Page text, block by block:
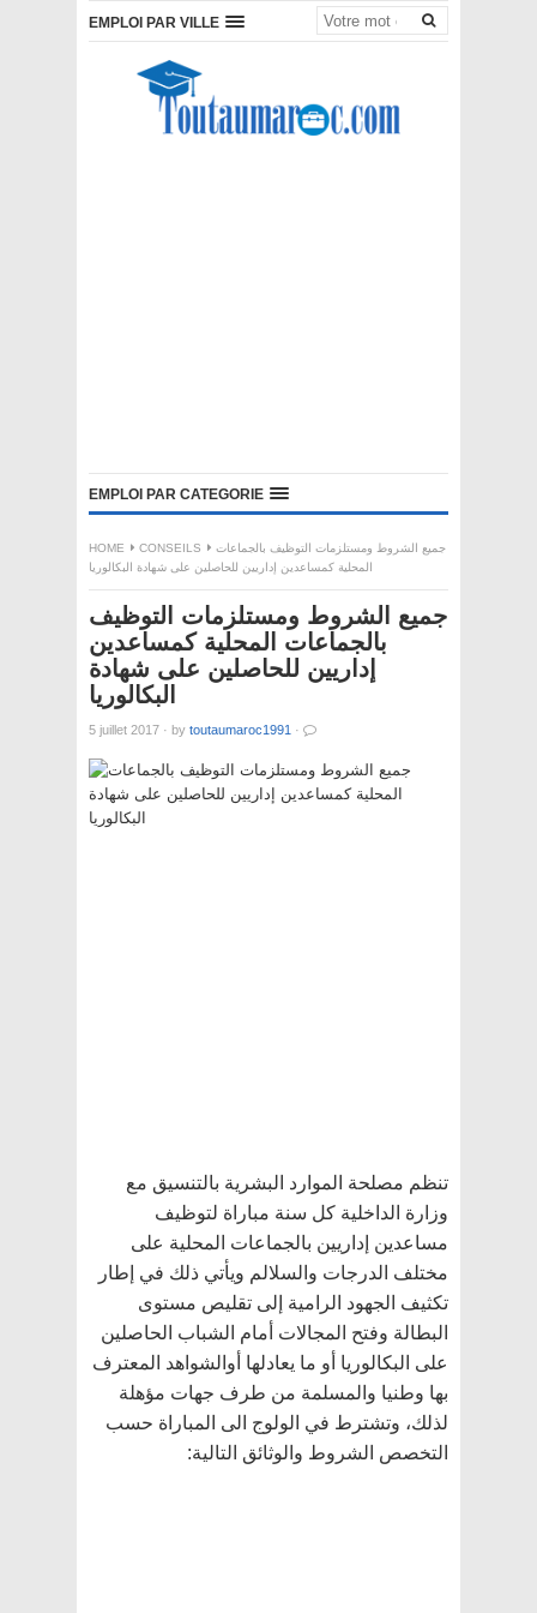
EMPLOI PAR VILLE
EMPLOI PAR CATEGORIE
HOME CONSEILS
جميع الشروط ومستلزمات التوظيف بالجماعات
المحلية كمساعدين إداريين للحاصلين على شهادة البكالوريا
جميع الشروط ومستلزمات التوظيف
بالجماعات المحلية كمساعدين
إداريين للحاصلين على شهادة
البكالوريا
5 juillet 2017 · by toutaumaroc1991 ·
تنظم مصلحة الموارد البشرية بالتنسيق مع
وزارة الداخلية كل سنة مباراة لتوظيف
مساعدين إداريين بالجماعات المحلية على
مختلف الدرجات والسلالم ويأتي ذلك في إطار
تكثيف الجهود الرامية إلى تقليص مستوى
البطالة وفتح المجالات أمام الشباب الحاصلين
على البكالوريا أو ما يعادلها أوالشواهد المعترف
بها وطنيا والمسلمة من طرف جهات مؤهلة
لذلك، وتشترط في الولوج الى المباراة حسب
التخصص الشروط والوثائق التالية: